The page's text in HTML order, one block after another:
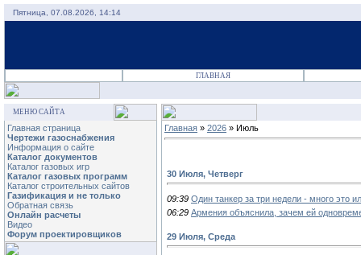
Пятница, 07.08.2026, 14:14
ГЛАВНАЯ
МЕНЮ САЙТА
Главная страница
Чертежи газоснабжения
Информация о сайте
Каталог документов
Каталог газовых игр
Каталог газовых программ
Каталог строительных сайтов
Газификация и не только
Обратная связь
Онлайн расчеты
Видео
Форум проектировщиков
Главная » 2026 » Июль
30 Июля, Четверг
09:39 Один танкер за три недели - много это
06:29 Армения объяснила, зачем ей
29 Июля, Среда